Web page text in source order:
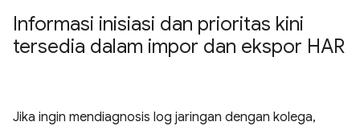
Informasi inisiasi dan prioritas kini
tersedia dalam impor dan ekspor HAR
Jika ingin mendiagnosis log jaringan dengan kolega,